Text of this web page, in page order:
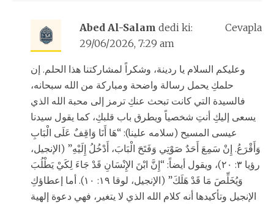
Abed Al-Salam dedi ki:
29/06/2026, 7:29 am
وعليكم السلام يا ردينة، وشكراً لمشاركتنا هذا الحلم. إن
حلمكِ يحمل رسالة واضحة ومباركة من الله سبحانه،
فالسيدة التي كانت تبحث عنكِ ترمز إلى محبة الله الذي
يسعى إليكِ أنتِ شخصياً ويطرق باب قلبكِ، كما يقول سيدنا
عيسى المسيح (سلامه علينا): “هَا أَنَا وَاقِفٌ عَلَى الْبَابِ
وَأَقْرَعُ. إِنْ سَمِعَ أَحَدٌ صَوْتِي وَفَتَحَ الْبَابَ، أَدْخُلُ إِلَيْهِ” (الإنجيل،
رؤيا ٣: ٢٠)، ويقول أيضاً: “إِنَّ ابْنَ الإِنْسَانِ قَدْ جَاءَ لِكَيْ يَطْلُبَ
وَيُخَلِّصَ مَا قَدْ هَلَكَ” (الإنجيل، لوقا ١٩: ١٠). أما إعطاؤكِ
الإنجيل وتأكيدها أنه كلام الله الذي لا يتغير، فهي دعوة إلهية
Cevapla